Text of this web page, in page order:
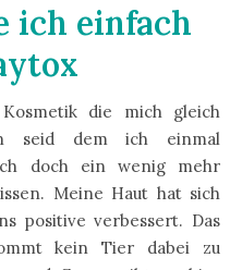
ich einfach
die mich gleich
seid dem ich einmal
doch ein wenig mehr
Meine Haut hat sich
positive verbessert. Das
kein Tier dabei zu